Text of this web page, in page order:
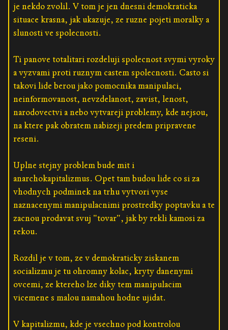
je nekdo zvolil. V tom je jen dnesni demokraticka
situace krasna, jak ukazuje, ze ruzne pojeti moralky a
slunosti ve spolecnosti.
Ti panove totalitari rozdeluji spolecnost svymi vyroky
a vyzvami proti ruznym castem spolecnosti. Casto si
takovi lide berou jako pomocnika manipulaci,
neinformovanost, nevzdelanost, zavist, lenost,
narodovectvi a nebo vytvareji problemy, kde nejsou,
na ktere pak obratem nabizeji predem pripravene
reseni.
Uplne stejny problem bude mit i
anarchokapitalizmus. Opet tam budou lide co si za
vhodnych podminek na trhu vytvori vyse
naznacenymi manipulacnimi prostredky poptavku a te
zacnou prodavat svuj "tovar", jak by rekli kamosi za
rekou.
Rozdil je v tom, ze v demokraticky ziskanem
socializmu je tu ohromny kolac, kryty danenymi
ovcemi, ze ktereho lze diky tem manipulacim
vicemene s malou namahou hodne ujidat.
V kapitalizmu, kde je vsechno pod kontrolou